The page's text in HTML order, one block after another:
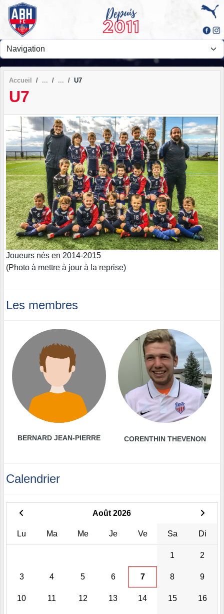
Accueil U7
U7
Joueurs nés en 2014-2015
(Photo à mettre à jour à la reprise)
Les membres
BERNARD JEAN-PIERRE CORENTHIN THEVENON
Calendrier
Août 2026
Lu Ma Me Je Ve Sa Di
1 2
3 4 5 6 7 8 9
10 11 12 13 14 15 16
Panneau de gestion des cookies